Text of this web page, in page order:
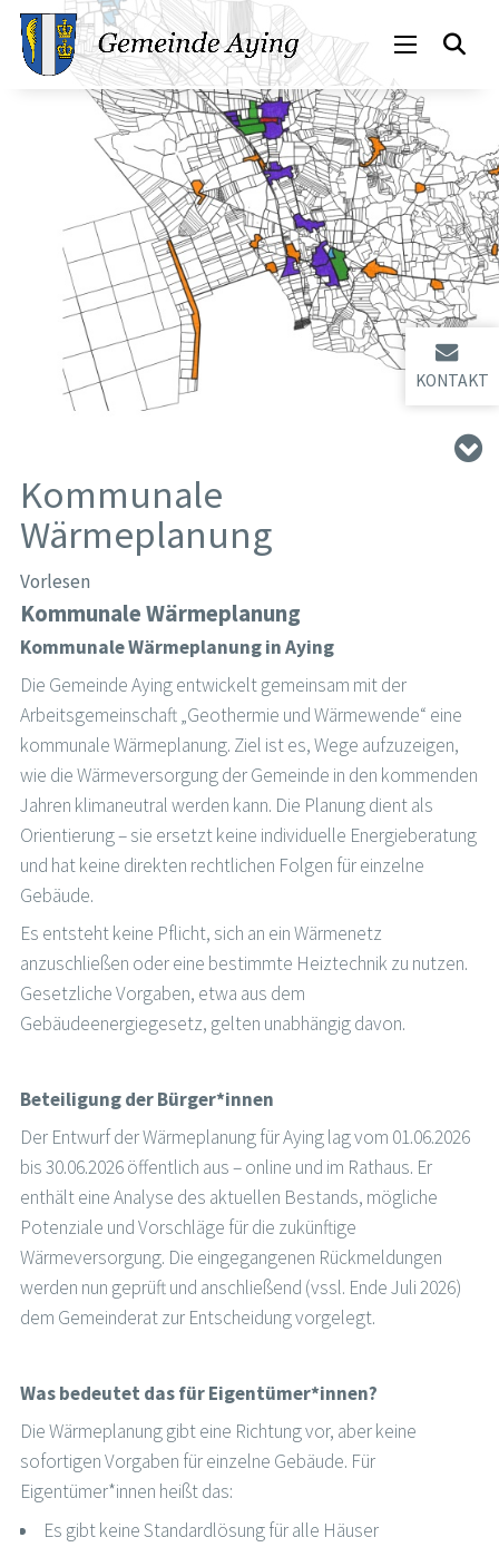
KONTAKT
Kommunale
Wärmeplanung
Vorlesen
Kommunale Wärmeplanung
Kommunale Wärmeplanung in Aying
Die Gemeinde Aying entwickelt gemeinsam mit der
Arbeitsgemeinschaft „Geothermie und Wärmewende“ eine
kommunale Wärmeplanung. Ziel ist es, Wege aufzuzeigen,
wie die Wärmeversorgung der Gemeinde in den kommenden
Jahren klimaneutral werden kann. Die Planung dient als
Orientierung – sie ersetzt keine individuelle Energieberatung
und hat keine direkten rechtlichen Folgen für einzelne
Gebäude.
Es entsteht keine Pflicht, sich an ein Wärmenetz
anzuschließen oder eine bestimmte Heiztechnik zu nutzen.
Gesetzliche Vorgaben, etwa aus dem
Gebäudeenergiegesetz, gelten unabhängig davon.
Beteiligung der Bürger*innen
Der Entwurf der Wärmeplanung für Aying lag vom 01.06.2026
bis 30.06.2026 öffentlich aus – online und im Rathaus. Er
enthält eine Analyse des aktuellen Bestands, mögliche
Potenziale und Vorschläge für die zukünftige
Wärmeversorgung. Die eingegangenen Rückmeldungen
werden nun geprüft und anschließend (vssl. Ende Juli 2026)
dem Gemeinderat zur Entscheidung vorgelegt.
Was bedeutet das für Eigentümer*innen?
Die Wärmeplanung gibt eine Richtung vor, aber keine
sofortigen Vorgaben für einzelne Gebäude. Für
Eigentümer*innen heißt das:
Es gibt keine Standardlösung für alle Häuser